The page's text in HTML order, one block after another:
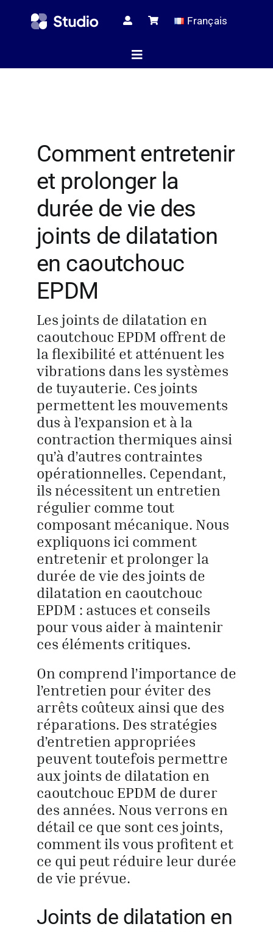
Français
Toggle
Articles
Comment entretenir
et prolonger la
durée de vie des
joints de dilatation
en caoutchouc
EPDM
Les joints de dilatation en
caoutchouc EPDM offrent de
la flexibilité et atténuent les
vibrations dans les systèmes
de tuyauterie. Ces joints
permettent les mouvements
dus à l’expansion et à la
contraction thermiques ainsi
qu’à d’autres contraintes
opérationnelles. Cependant,
ils nécessitent un entretien
régulier comme tout
composant mécanique. Nous
expliquons ici comment
entretenir et prolonger la
durée de vie des joints de
dilatation en caoutchouc
EPDM : astuces et conseils
pour vous aider à maintenir
ces éléments critiques.
On comprend l’importance de
l’entretien pour éviter des
arrêts coûteux ainsi que des
réparations. Des stratégies
d’entretien appropriées
peuvent toutefois permettre
aux joints de dilatation en
caoutchouc EPDM de durer
des années. Nous verrons en
détail ce que sont ces joints,
comment ils vous profitent et
ce qui peut réduire leur durée
de vie prévue.
Joints de dilatation en